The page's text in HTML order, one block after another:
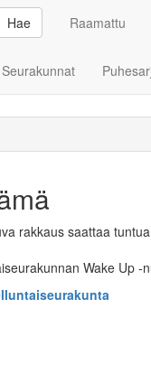
Hae Raamattu
Seurakunnat
rakkaus saattaa
Wake Up -